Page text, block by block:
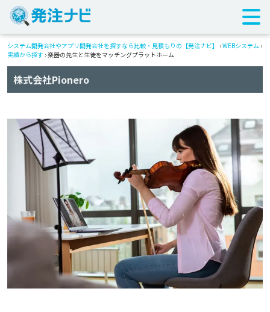
システム開発会社やアプリ開発会社を探すなら比較・見積もりの【発注ナビ】 ›WEBシステム ›
実績から探す ›楽器の先生と生徒をマッチングプラットホーム
株式会社Pionero